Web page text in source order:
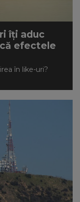
îți aduc
efectele
în like-uri?